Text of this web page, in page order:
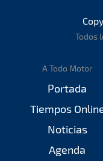
Todos
A Todo Motor
Portada
Tiempos
Noticias
Agenda